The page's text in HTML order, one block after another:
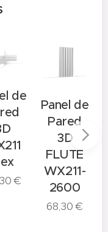
de
€
Panel de
Pared
3D
FLUTE
WX211-
2600
68,30€